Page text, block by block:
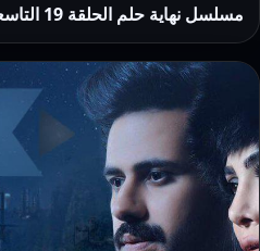
مسلسل نهاية حلم الحلقة 19 التاسعة عشر HD